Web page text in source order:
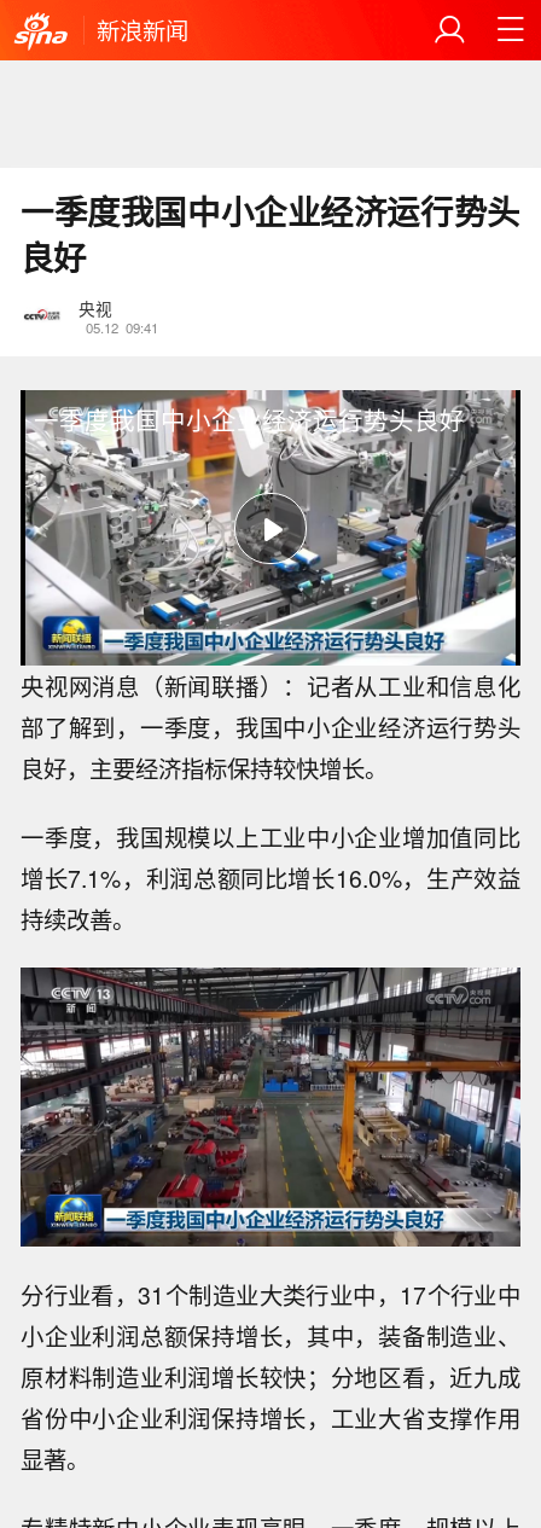
新浪新闻
一季度我国中小企业经济运行势头
良好
央视
05.12 09:41
一季度我国中小企业经济运行势头良好
央视网消息（新闻联播）：记者从工业和信息化
部了解到，一季度，我国中小企业经济运行势头
良好，主要经济指标保持较快增长。
一季度，我国规模以上工业中小企业增加值同比
增长7.1%，利润总额同比增长16.0%，生产效益
持续改善。
分行业看，31个制造业大类行业中，17个行业中
小企业利润总额保持增长，其中，装备制造业、
原材料制造业利润增长较快；分地区看，近九成
省份中小企业利润保持增长，工业大省支撑作用
显著。